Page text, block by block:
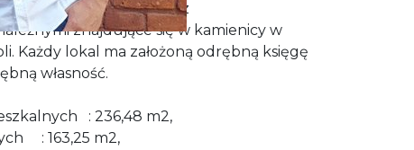
i mieszkalne wraz z
znajdujące się w kamienicy w
Każdy lokal ma założoną odrębną księgę
własność.
: 236,48 m2,
m2,